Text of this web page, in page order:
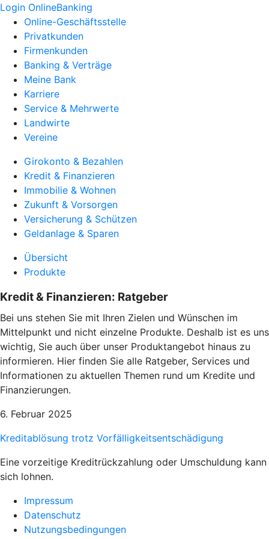
Login OnlineBanking
Online-Geschäftsstelle
Privatkunden
Firmenkunden
Banking & Verträge
Meine Bank
Karriere
Service & Mehrwerte
Landwirte
Vereine
Girokonto & Bezahlen
Kredit & Finanzieren
Immobilie & Wohnen
Zukunft & Vorsorgen
Versicherung & Schützen
Geldanlage & Sparen
Übersicht
Produkte
Kredit & Finanzieren: Ratgeber
Bei uns stehen Sie mit Ihren Zielen und Wünschen im
Mittelpunkt und nicht einzelne Produkte. Deshalb ist es uns
wichtig, Sie auch über unser Produktangebot hinaus zu
informieren. Hier finden Sie alle Ratgeber, Services und
Informationen zu aktuellen Themen rund um Kredite und
Finanzierungen.
6. Februar 2025
Kreditablösung trotz Vorfälligkeitsentschädigung
Eine vorzeitige Kreditrückzahlung oder Umschuldung kann
sich lohnen.
Impressum
Datenschutz
Nutzungsbedingungen